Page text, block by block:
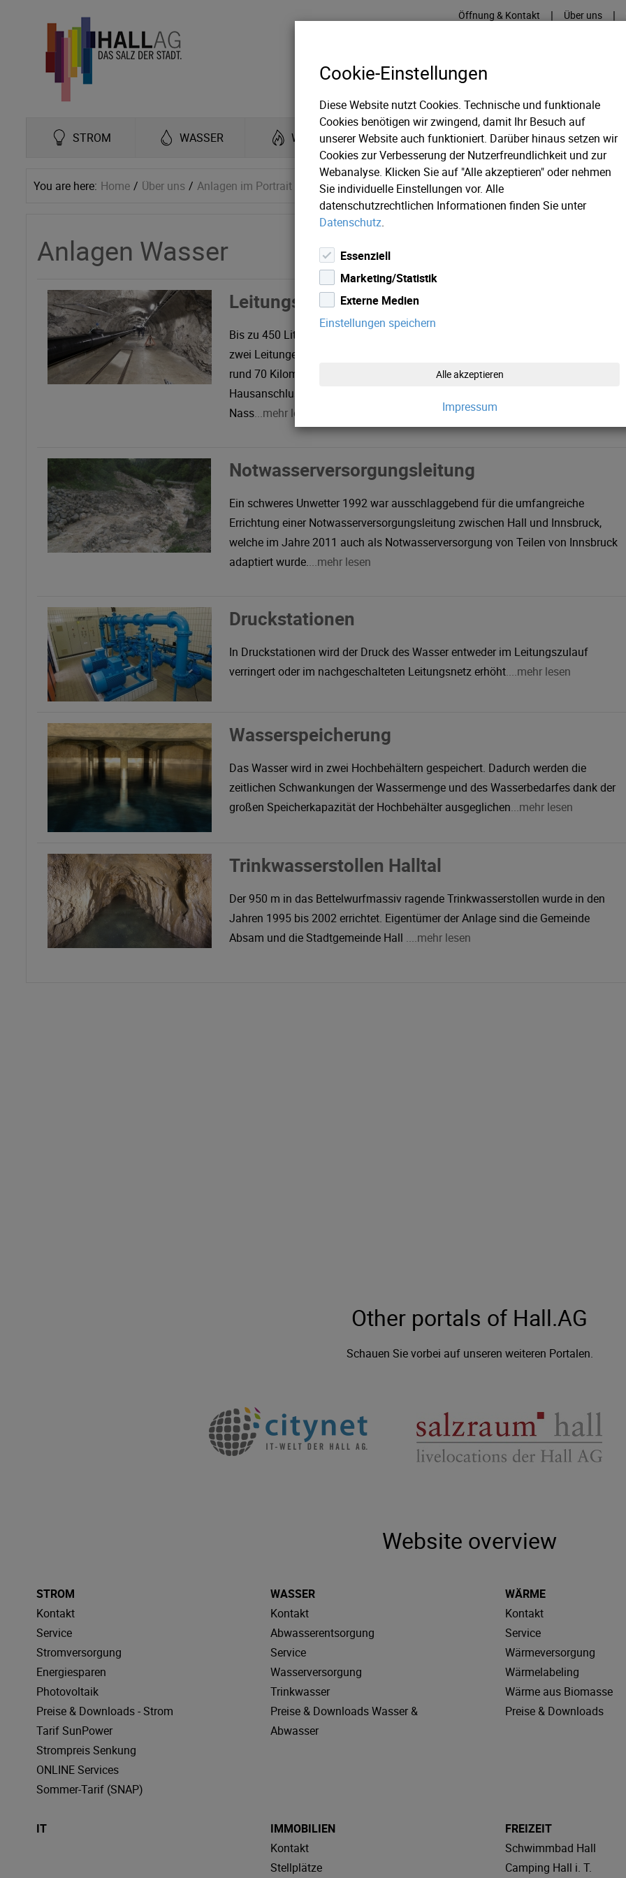
Öffnung & Kontakt | Über uns |
STROM WASSER WÄRME KÄLTE IT
You are here: Home Über uns Anlagen im Portrait Anlagen Wasser
Anlagen Wasser
Leitungsnetz
Bis zu 450 Liter Wasser pro Sekunden fließen aus dem Trinkwasserstollen über
zwei Leitungen zu den Hochwasserbehältern von Absam und Hall i. T. Über die
rund 70 Kilometer Versorgungsleitungen sowie 30 Kilometer
Hausanschlussleitungen erhalten dann rund 1.800 Zähleranschlüsse das kühle
Nass...mehr lesen
Notwasserversorgungsleitung
Ein schweres Unwetter 1992 war ausschlaggebend für die umfangreiche
Errichtung einer Notwasserversorgungsleitung zwischen Hall und Innsbruck,
welche im Jahre 2011 auch als Notwasserversorgung von Teilen von Innsbruck
adaptiert wurde....mehr lesen
Druckstationen
In Druckstationen wird der Druck des Wasser entweder im Leitungszulauf
verringert oder im nachgeschalteten Leitungsnetz erhöht....mehr lesen
Wasserspeicherung
Das Wasser wird in zwei Hochbehältern gespeichert. Dadurch werden die
zeitlichen Schwankungen der Wassermenge und des Wasserbedarfes dank der
großen Speicherkapazität der Hochbehälter ausgeglichen...mehr lesen
Trinkwasserstollen Halltal
Der 950 m in das Bettelwurfmassiv ragende Trinkwasserstollen wurde in den
Jahren 1995 bis 2002 errichtet. Eigentümer der Anlage sind die Gemeinde
Absam und die Stadtgemeinde Hall ....mehr lesen
Other portals of Hall.AG
Schauen Sie vorbei auf unseren weiteren Portalen.
Website overview
STROM
Kontakt
Service
Stromversorgung
Energiesparen
Photovoltaik
Preise & Downloads - Strom
Tarif SunPower
Strompreis Senkung
ONLINE Services
Sommer-Tarif (SNAP)
WASSER
Kontakt
Abwasserentsorgung
Service
Wasserversorgung
Trinkwasser
Preise & Downloads Wasser &
Abwasser
WÄRME
Kontakt
Service
Wärmeversorgung
Wärmelabeling
Wärme aus Biomasse
Preise & Downloads
IT
IMMOBILIEN
Kontakt
Stellplätze
FREIZEIT
Schwimmbad Hall
Camping Hall i. T.
Cookie-Einstellungen
Diese Website nutzt Cookies. Technische und funktionale
Cookies benötigen wir zwingend, damit Ihr Besuch auf
unserer Website auch funktioniert. Darüber hinaus setzen wir
Cookies zur Verbesserung der Nutzerfreundlichkeit und zur
Webanalyse. Klicken Sie auf "Alle akzeptieren" oder nehmen
Sie individuelle Einstellungen vor. Alle
datenschutzrechtlichen Informationen finden Sie unter
Datenschutz.
Essenziell
Marketing/Statistik
Externe Medien
Einstellungen speichern
Alle akzeptieren
Impressum